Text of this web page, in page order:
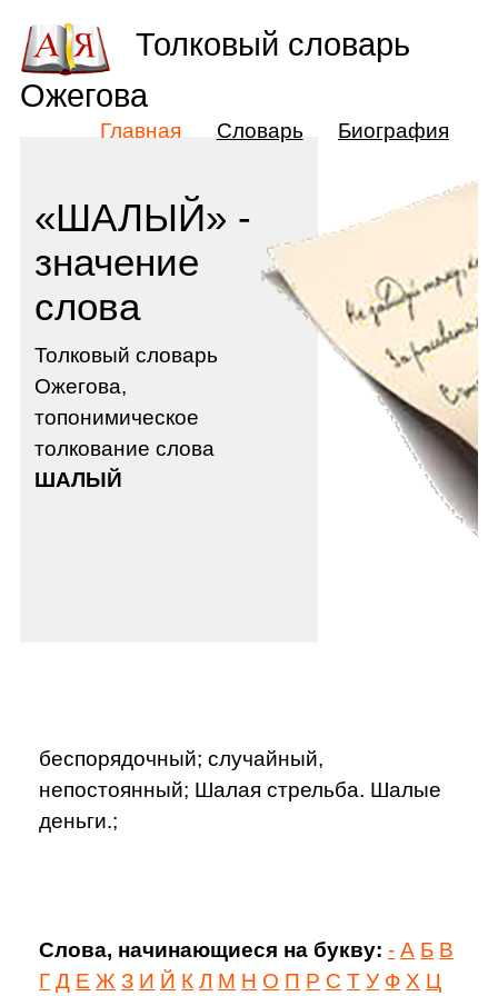
«ШАЛЫЙ» -
значение
слова
Толковый словарь
Ожегова,
топонимическое
толкование слова
ШАЛЫЙ
беспорядочный; случайный,
непостоянный; Шалая стрельба. Шалые
деньги.;
Слова, начинающиеся на букву: - А Б В
Г Д Е Ж З И Й К Л М Н О П Р С Т У Ф Х Ц
Толковый словарь
Ожегова
Главная Словарь Биография